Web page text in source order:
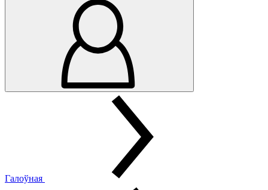
Галоўная